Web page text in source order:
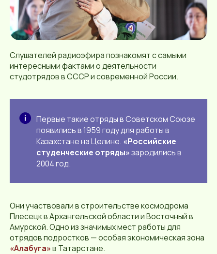
Слушателей радиоэфира познакомят с самыми
интересными фактами о деятельности
студотрядов в СССР и современной России.
Первые такие отряды в Советском Союзе
появились в 1959 году для работы в
Казахстане на Целине. «Российские
студенческие отряды»зародились в
2004 год.
Они участвовали в строительстве космодрома
Плесецк в Архангельской области и Восточный в
Амурской. Одно из значимых мест работы для
отрядов подростков — особая экономическая зона
«Алабуга»в Татарстане.